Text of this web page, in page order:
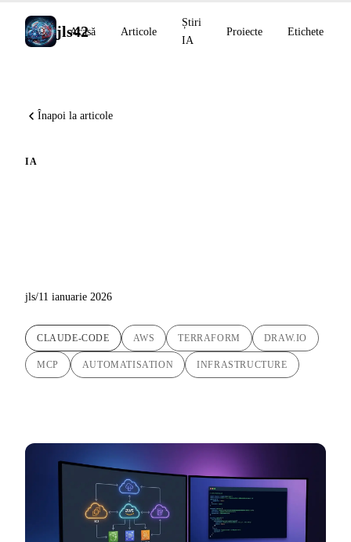
jls42
Acasă Articole
Știri
IA
Proiecte Etichete
Înapoi la articole
IA
jls/11 ianuarie 2026
CLAUDE-CODE AWS TERRAFORM DRAW.IO
MCP AUTOMATISATION INFRASTRUCTURE